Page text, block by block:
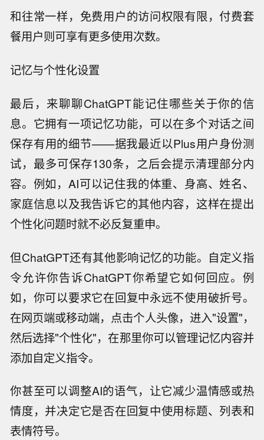
和往常一样，免费用户的访问权限有限，付费套
餐用户则可享有更多使用次数。
记忆与个性化设置
最后，来聊聊ChatGPT能记住哪些关于你的信
息。它拥有一项记忆功能，可以在多个对话之间
保存有用的细节——据我最近以Plus用户身份测
试，最多可保存130条，之后会提示清理部分内
容。例如，AI可以记住我的体重、身高、姓名、
家庭信息以及我告诉它的其他内容，这样在提出
个性化问题时就不必反复重申。
但ChatGPT还有其他影响记忆的功能。自定义指
令允许你告诉ChatGPT你希望它如何回应。例
如，你可以要求它在回复中永远不使用破折号。
在网页端或移动端，点击个人头像，进入"设置"，
然后选择"个性化"，在那里你可以管理记忆内容并
添加自定义指令。
你甚至可以调整AI的语气，让它减少温情感或热
情度，并决定它是否在回复中使用标题、列表和
表情符号。